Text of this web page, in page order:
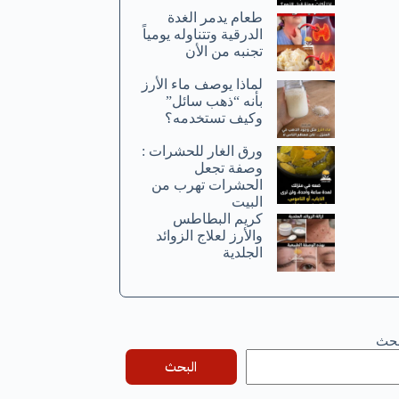
طعام يدمر الغدة
الدرقية وتتناوله يومياً
تجنبه من الأن
لماذا يوصف ماء الأرز
بأنه “ذهب سائل”
وكيف تستخدمه؟
ورق الغار للحشرات :
وصفة تجعل
الحشرات تهرب من
البيت
كريم البطاطس
والأرز لعلاج الزوائد
الجلدية
البحث